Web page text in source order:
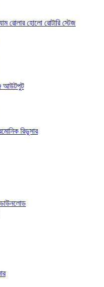
রোলার হোলো রোটারি স্টেজ
আউটপুট
রিডুসার